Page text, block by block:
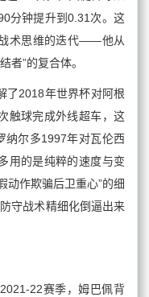
分钟提升到0.31次。这
术思维的迭代——他从
者”的复合体。
了2018年世界杯对阿根
触球完成外线超车，这
纳尔多1997年对瓦伦西
用的是纯粹的速度与变
动作欺骗后卫重心”的细
守战术精细化倒逼出来
22赛季，姆巴佩背